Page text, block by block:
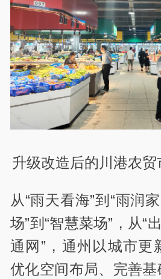
升级改造后的川港农
从“雨天看海”到“雨润
场”到“智慧菜场”，从“
通网”，通州以城市更
优化空间布局、完善